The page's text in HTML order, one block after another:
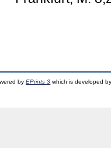
byEPrints 3 which is developed